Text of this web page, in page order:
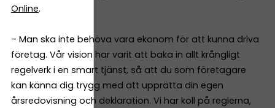
Online.
– Man ska inte behöva vara ekonom för att kunna driva
företag. Vår vision har varit att baka in allt krångligt
regelverk i en smart tjänst, så att du som företagare
kan känna dig trygg med att upprätta din egen
årsredovisning och deklaration. Vi har koll på reglerna,